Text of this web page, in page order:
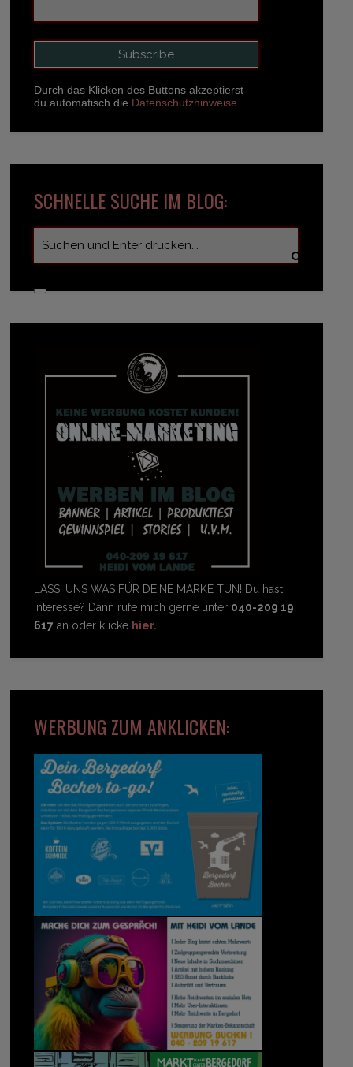
Durch das Klicken des Buttons akzeptierst
du automatisch die Datenschutzhinweise.
SCHNELLE SUCHE IM BLOG:
LASS' UNS WAS FÜR DEINE MARKE TUN! Du hast
Interesse? Dann rufe mich gerne unter 040-209 19
617 an oder klicke hier.
WERBUNG ZUM ANKLICKEN: